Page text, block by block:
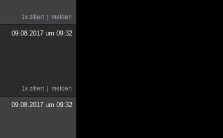
1x zitiert melden
09.08.2017 um 09:32
1x zitiert melden
09.08.2017 um 09:32